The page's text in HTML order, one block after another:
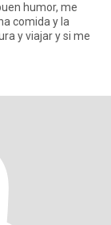
humor, me
comida y la
y viajar y si me